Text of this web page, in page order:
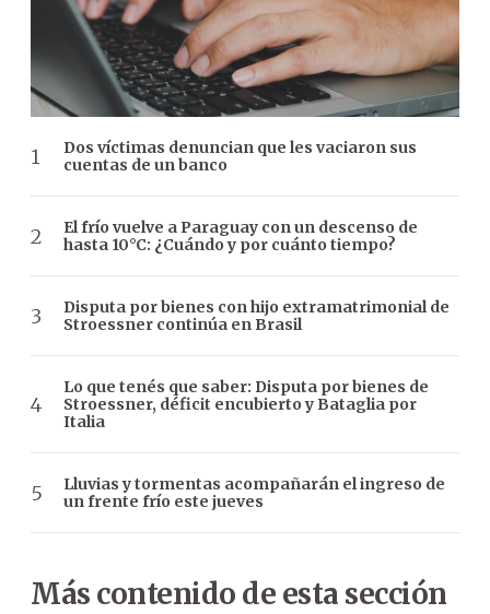
Dos víctimas denuncian que les vaciaron sus
cuentas de un banco
El frío vuelve a Paraguay con un descenso de
hasta 10°C: ¿Cuándo y por cuánto tiempo?
Disputa por bienes con hijo extramatrimonial de
Stroessner continúa en Brasil
Lo que tenés que saber: Disputa por bienes de
Stroessner, déficit encubierto y Bataglia por
Italia
Lluvias y tormentas acompañarán el ingreso de
un frente frío este jueves
Más contenido de esta sección